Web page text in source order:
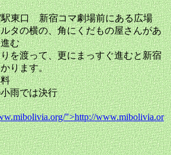
新宿コマ劇場前にある広場
の、角にくだもの屋さんがあ
む
て、更にまっすぐ進むと新宿
ります。
雨では決行
">http://www.mibolivia.or